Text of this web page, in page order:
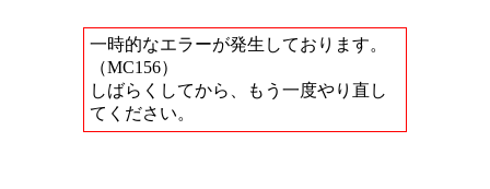
一時的なエラーが発生しております。
（MC156）
しばらくしてから、もう一度やり直し
てください。